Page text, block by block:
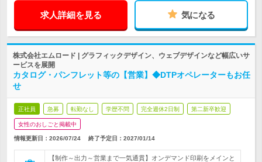
求人詳細を見る 気になる
株式会社エムロード | グラフィックデザイン、ウェブデザインなど幅広いサ
ービスを展開
カタログ・パンフレット等の【営業】◆DTPオペレーターもお任
せ
正社員 急募 転勤なし 学歴不問 完全週休2日制 第二新卒歓迎
女性のおしごと掲載中
情報更新日：2026/07/24 終了予定日： 2027/01/14
【制作～出力～営業まで一気通貫】オンデマンド印刷をメインと